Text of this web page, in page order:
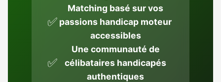
✅
Matching basé sur vos
passions handicap moteur
accessibles
✅
Une communauté de
célibataires handicapés
authentiques